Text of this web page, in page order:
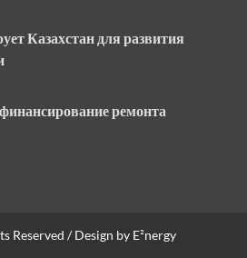
Казахстан для развития
ремонта
Reserved / Design by E²nergy